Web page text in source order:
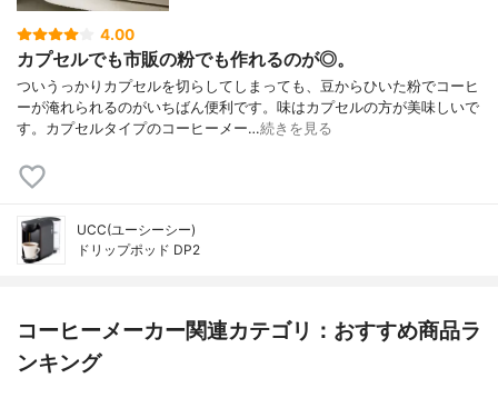
4.00
カプセルでも市販の粉でも作れるのが◎。
ついうっかりカプセルを切らしてしまっても、豆からひいた粉でコーヒ
ーが淹れられるのがいちばん便利です。味はカプセルの方が美味しいで
す。カプセルタイプのコーヒーメー…続きを見る
UCC(ユーシーシー)
ドリップポッド DP2
コーヒーメーカー関連カテゴリ：おすすめ商品ラ
ンキング